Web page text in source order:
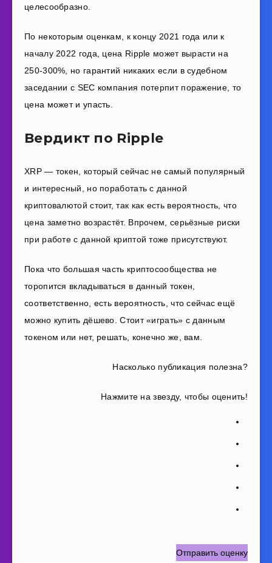
целесообразно.
По некоторым оценкам, к концу 2021 года или к
началу 2022 года, цена Ripple может вырасти на
250-300%, но гарантий никаких если в судебном
заседании с SEC компания потерпит поражение, то
цена может и упасть
Вердикт по Ripple
XRP— токен, который сейчас не самый популярный
и интересный, но поработать с данной
криптовалютой стоит, так как есть вероятность, что
цена заметно возрастёт. Впрочем, серьёзные риски
при работе с данной криптой тоже присутствуют.
Пока что большая часть криптосообщества не
торопится вкладываться в данный токен,
соответственно, есть вероятность, что сейчас ещё
можно купить дёшево. Стоит «играть» с данным
токеном или нет, решать, конечно же, вам.
Насколько публикация полезна?
Нажмите на звезду, чтобы оценить!
Отправить оценку